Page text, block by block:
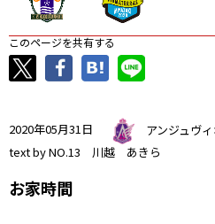
このページを共有する
2020年05月31日
アンジュヴ
text by NO.13 川越 あきら
お家時間